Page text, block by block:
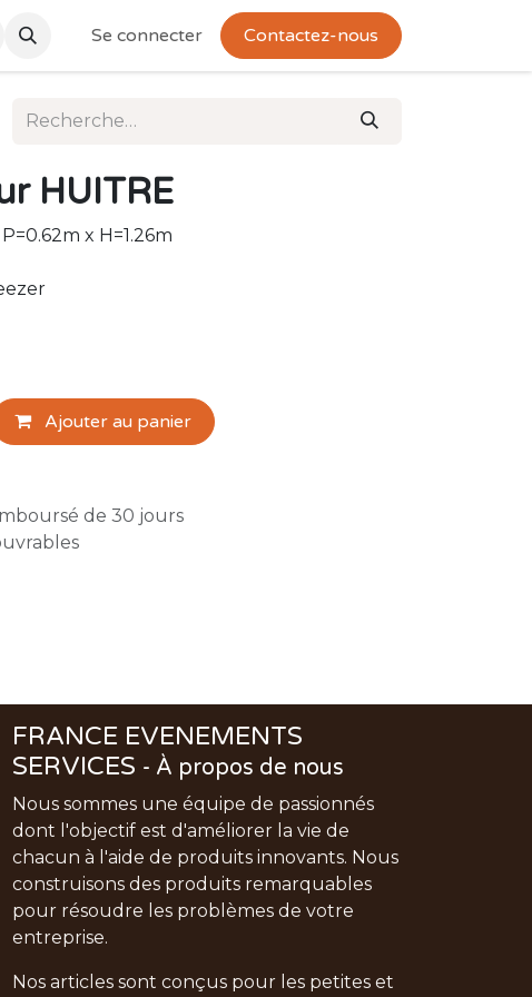
Se connecter Contactez-nous
HUITRE
x H=1.26m
Ajouter au panier
de 30 jours
FRANCE EVENEMENTS
SERVICES - À propos de nous
Nous sommes une équipe de passionnés
dont l'objectif est d'améliorer la vie de
chacun à l'aide de produits innovants. Nous
construisons des produits remarquables
pour résoudre les problèmes de votre
entreprise.
Nos articles sont conçus pour les petites et